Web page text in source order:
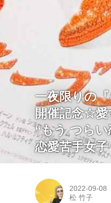
一夜限りの
開催記念☆
“もう つらい
恋愛苦手女
2022-09-08
松 竹子